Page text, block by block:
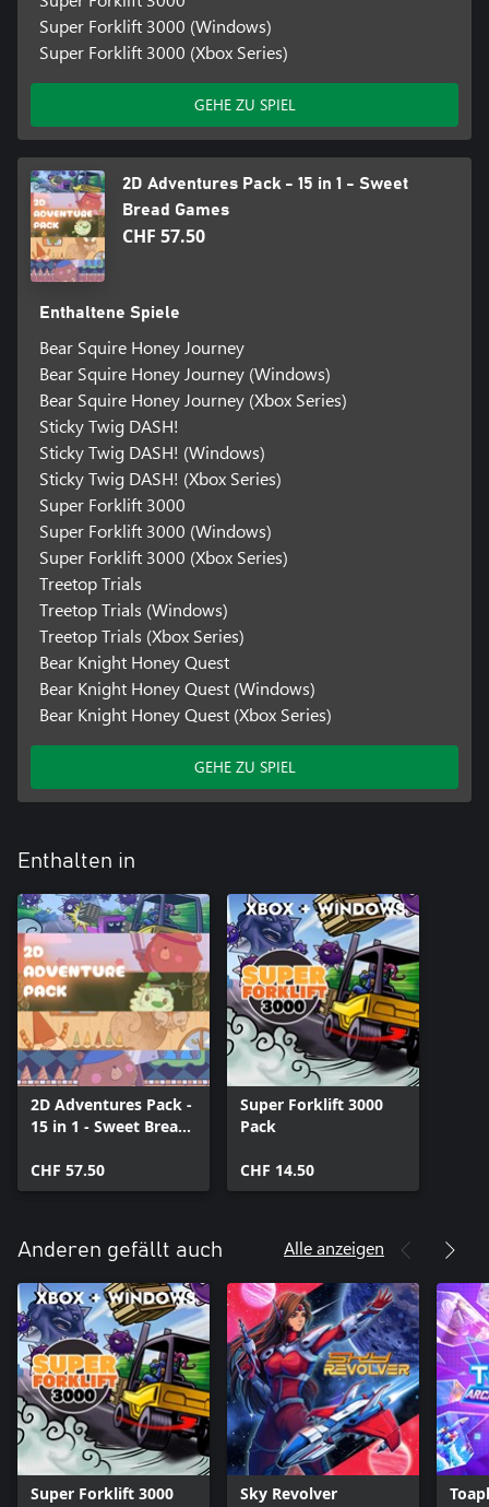
Super Forklift 3000 (Windows)
Super Forklift 3000 (Xbox Series)
GEHE ZU SPIEL
2D Adventures Pack - 15 in 1 - Sweet
Bread Games
CHF 57.50
Enthaltene Spiele
Bear Squire Honey Journey
Bear Squire Honey Journey (Windows)
Bear Squire Honey Journey (Xbox Series)
Sticky Twig DASH!
Sticky Twig DASH! (Windows)
Sticky Twig DASH! (Xbox Series)
Super Forklift 3000
Super Forklift 3000 (Windows)
Super Forklift 3000 (Xbox Series)
Treetop Trials
Treetop Trials (Windows)
Treetop Trials (Xbox Series)
Bear Knight Honey Quest
Bear Knight Honey Quest (Windows)
Bear Knight Honey Quest (Xbox Series)
GEHE ZU SPIEL
Enthalten in
2D Adventures Pack -
15 in 1 - Sweet Bread
CHF 57.50
Super Forklift 3000
Pack
CHF 14.50
Anderen gefällt auch Alle anzeigen
Super Forklift 3000
Sky Revolver